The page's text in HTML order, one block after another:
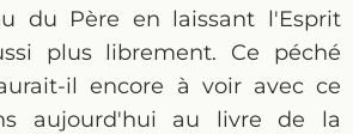
du Père en laissant l'Esprit
plus librement. Ce péché
il encore à voir avec ce
aujourd'hui au livre de la